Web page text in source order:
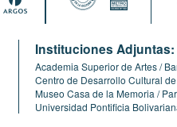
Instituciones Adjuntas:
Academia Superior de Artes
Centro de Desarrollo Cultural
Museo Casa de la Memoria
Universidad Pontificia